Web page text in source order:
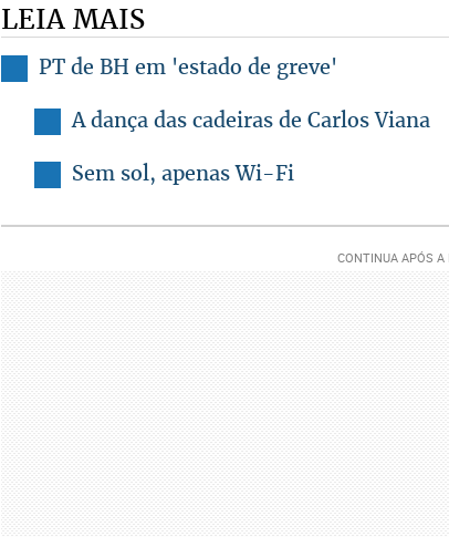
LEIA MAIS
PT de BH em 'estado de greve'
A dança das cadeiras de Carlos Viana
Sem sol, apenas Wi-Fi